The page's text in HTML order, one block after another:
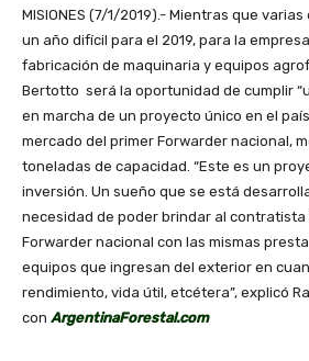
MISIONES (7/1/2019).- Mientras que
un año difícil para el 2019, para la
fabricación de maquinaria y equipos
Bertotto será la oportunidad de cumplir
en marcha de un proyecto único en el
mercado del primer Forwarder nacional,
toneladas de capacidad. “Este es un
inversión. Un sueño que se está
necesidad de poder brindar al
Forwarder nacional con las mismas
equipos que ingresan del exterior en
rendimiento, vida útil, etcétera”, explicó
con ArgentinaForestal.com